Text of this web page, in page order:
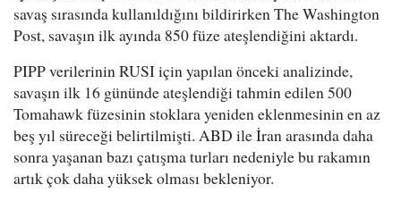
savaş sırasında kullanıldığını bildirirken The Washington
Post, savaşın ilk ayında 850 füze ateşlendiğini aktardı.
PIPP verilerinin RUSI için yapılan önceki analizinde,
savaşın ilk 16 gününde ateşlendiği tahmin edilen 500
Tomahawk füzesinin stoklara yeniden eklenmesinin en az
beş yıl süreceği belirtilmişti. ABD ile İran arasında daha
sonra yaşanan bazı çatışma turları nedeniyle bu rakamın
artık çok daha yüksek olması bekleniyor.